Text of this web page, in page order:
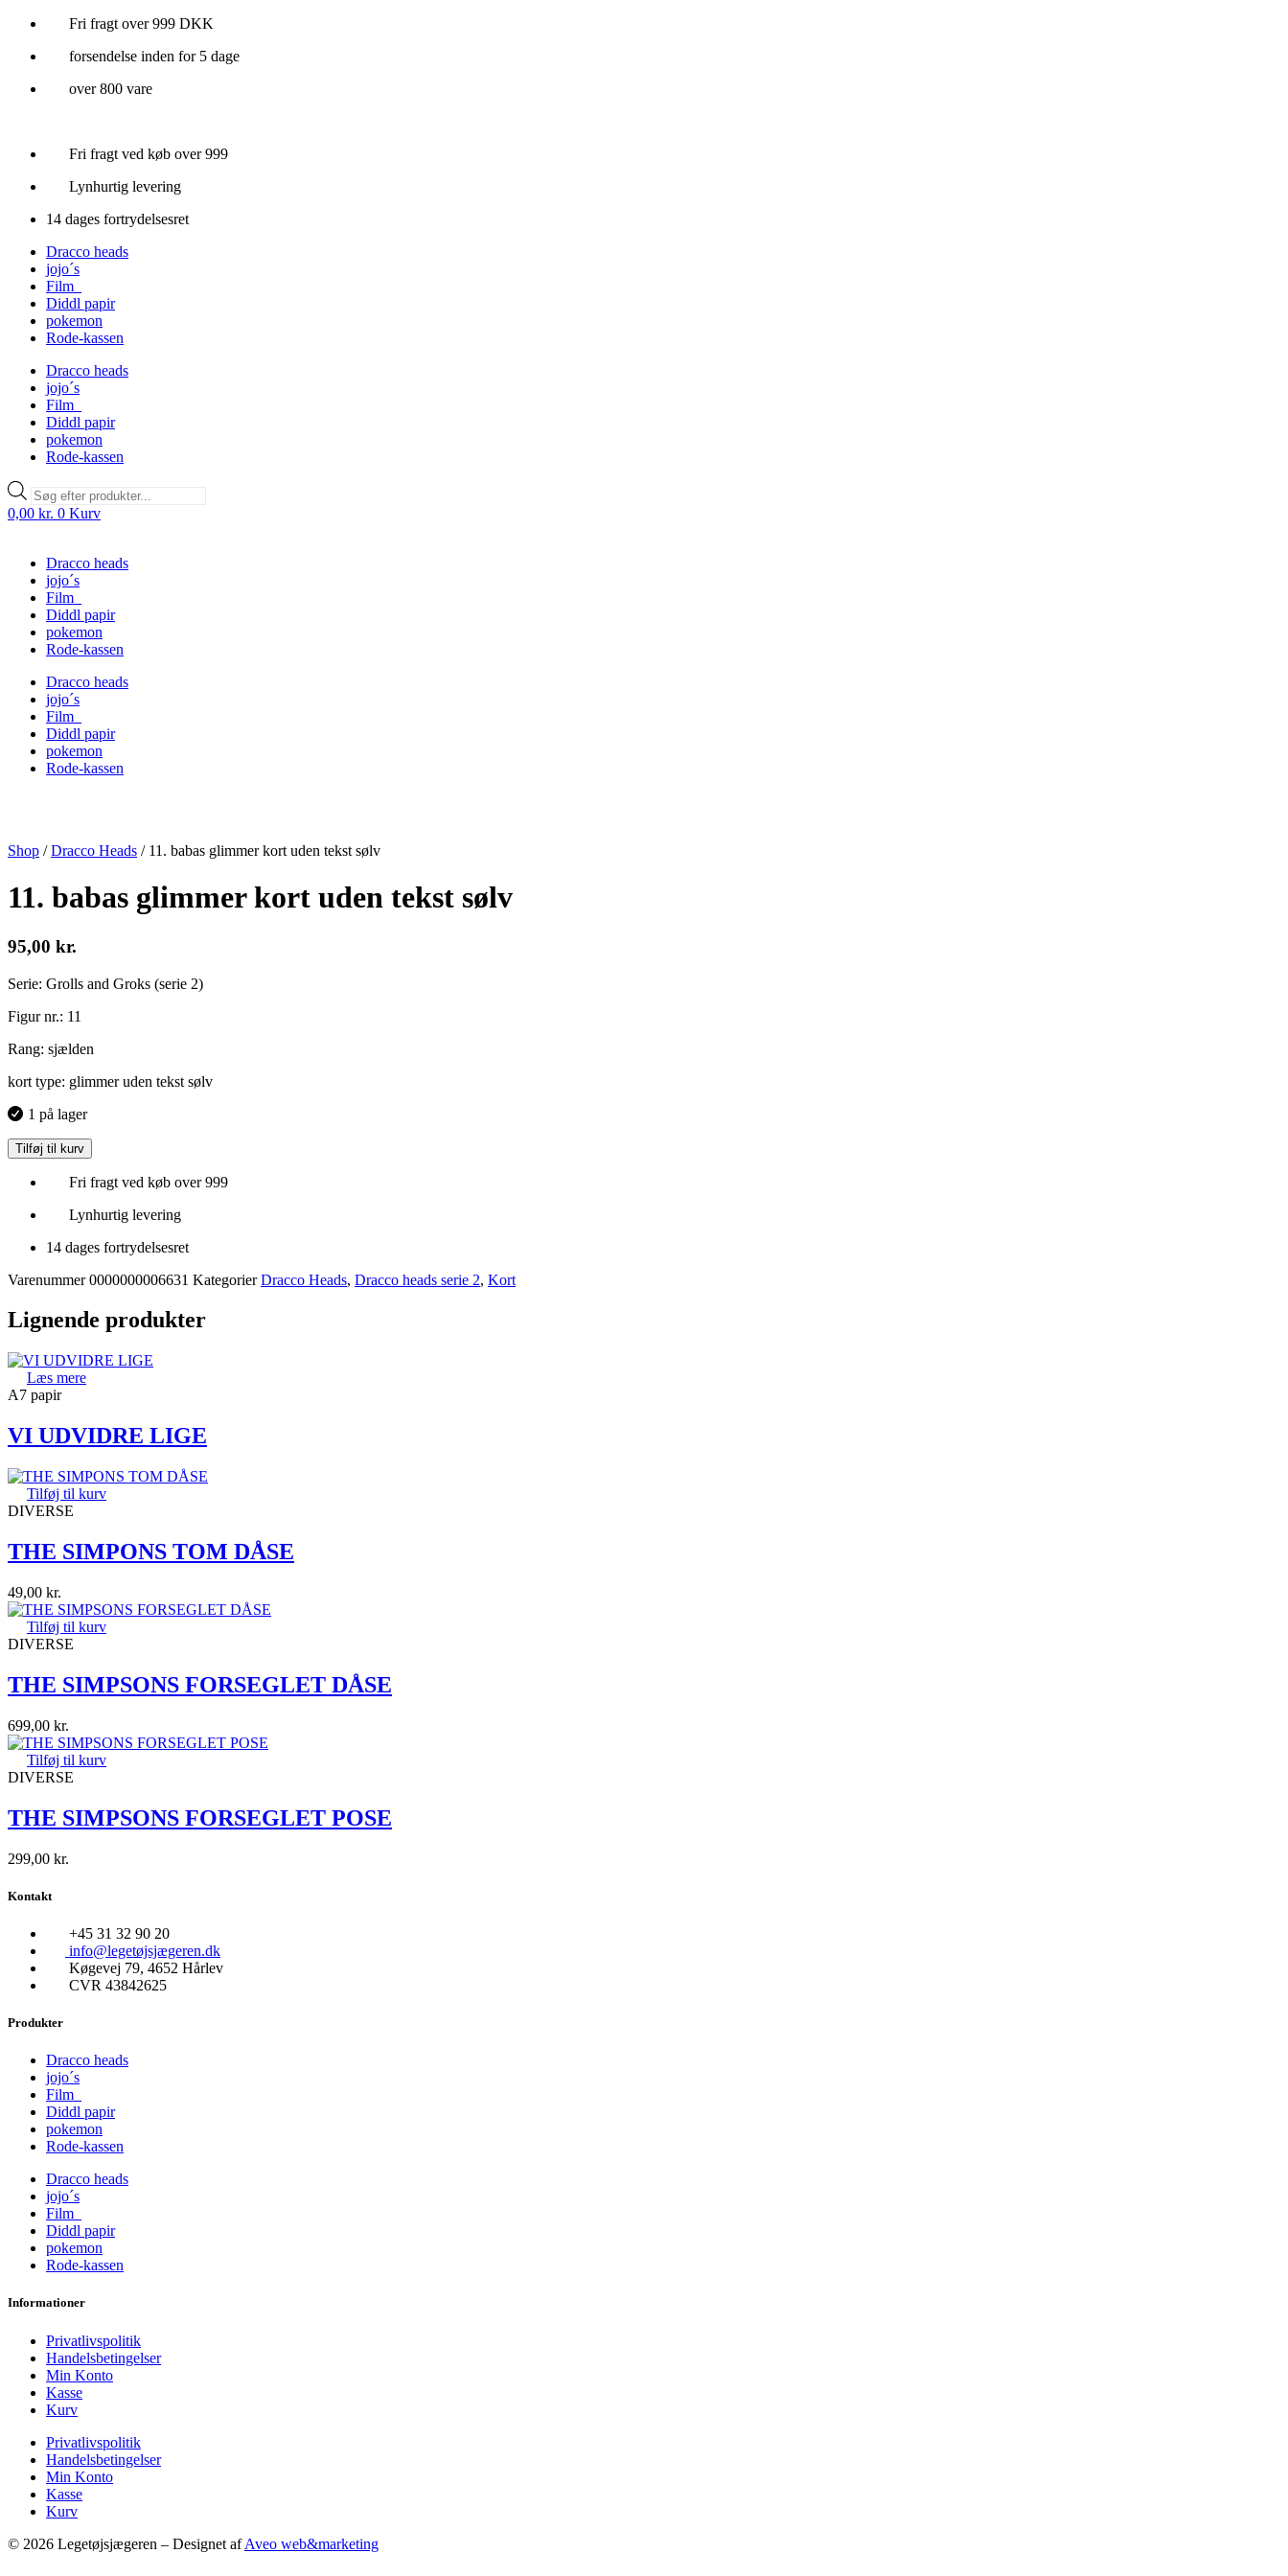
Videre
indhold
Fri fragt over 999 DKK
forsendelse inden for 5 dage
over 800 vare
Fri fragt ved køb over 999
Lynhurtig levering
14 dages fortrydelsesret
Dracco heads
jojo´s
Film
Diddl papir
pokemon
Rode-kassen
Dracco heads
jojo´s
Film
Diddl papir
pokemon
Rode-kassen
Products
search
0,00 kr. 0 Kurv
Dracco heads
jojo´s
Film
Diddl papir
pokemon
Rode-kassen
Dracco heads
jojo´s
Film
Diddl papir
pokemon
Rode-kassen
Shop /Dracco Heads / 11. babas glimmer kort uden tekst sølv
11. babas glimmer kort uden tekst sølv
95,00 kr.
Serie: Grolls and Groks (serie 2)
Figur nr.: 11
Rang: sjælden
kort type: glimmer uden tekst sølv
1 på lager
Tilføj til kurv
Fri fragt ved køb over 999
Lynhurtig levering
14 dages fortrydelsesret
Varenummer0000000006631 Kategorier Dracco Heads, Dracco heads serie 2, Kort
Lignende produkter
Læs mere
A7 papir
VI UDVIDRE LIGE
Tilføj til kurv
DIVERSE
THE SIMPONS TOM DÅSE
49,00 kr.
Tilføj til kurv
DIVERSE
THE SIMPSONS FORSEGLET DÅSE
699,00 kr.
Tilføj til kurv
DIVERSE
THE SIMPSONS FORSEGLET POSE
299,00 kr.
Kontakt
+45 31 32 90 20
info@legetøjsjægeren.dk
Køgevej 79, 4652 Hårlev
CVR 43842625
Produkter
Dracco heads
jojo´s
Film
Diddl papir
pokemon
Rode-kassen
Dracco heads
jojo´s
Film
Diddl papir
pokemon
Rode-kassen
Informationer
Privatlivspolitik
Handelsbetingelser
Min Konto
Kasse
Kurv
Privatlivspolitik
Handelsbetingelser
Min Konto
Kasse
Kurv
© 2026 Legetøjsjægeren – Designet afAveo web&marketing